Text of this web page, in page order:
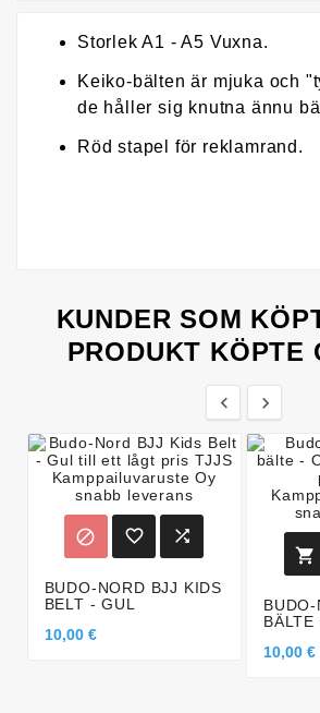
Storlek A1 - A5 Vuxna.
Keiko-bälten är mjuka och
de håller sig knutna ännu
Röd stapel för reklamrand.
KUNDER SOM
PRODUKT KÖPTE
 
  
BUDO-NORD BJJ KIDS
BELT - GUL
10,00 €

BÄLTE
10,00 €